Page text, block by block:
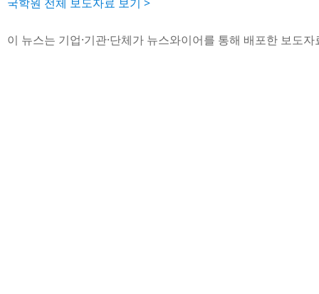
이 뉴스는 기업·기관·단체가 뉴스와이어를 통해 배포한 보도